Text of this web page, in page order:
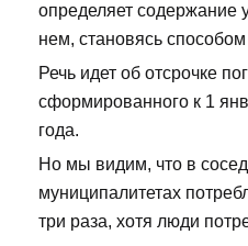
определяет содержание
нем, становясь
Речь идет об отсрочке
сформированного к 1
года.
Но мы видим, что в
муниципалитетах
три раза, хотя люди